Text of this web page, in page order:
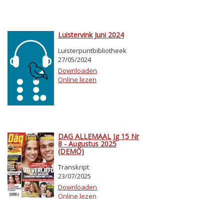
Luistervink Juni 2024
Luisterpuntbibliotheek
27/05/2024
Downloaden
Online lezen
DAG ALLEMAAL Jg 15 Nr
8 - Augustus 2025
(DEMO)
Transkript
23/07/2025
Downloaden
Online lezen